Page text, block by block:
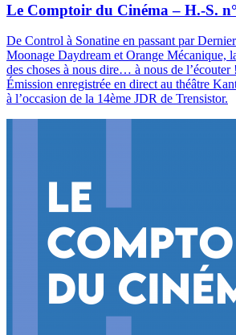
Le Comptoir du Cinéma – H.-S.
De Control à Sonatine en passant par
Moonage Daydream et Orange Mécanique,
des choses à nous dire… à nous de l’écouter !
Émission enregistrée en direct au théâtre
à l’occasion de la 14ème JDR de Trensistor.